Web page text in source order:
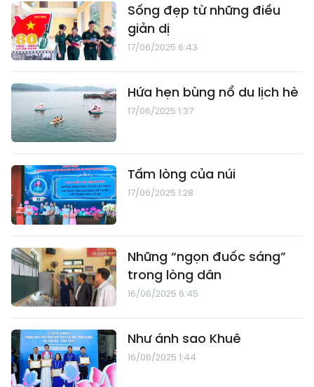
Sống đẹp từ những điều
giản dị
17/06/2025 6:43
Hứa hẹn bùng nổ du lịch hè
17/06/2025 1:37
Tấm lòng của núi
17/06/2025 1:28
Những “ngọn đuốc sáng”
trong lòng dân
16/06/2025 6:45
Như ánh sao Khuê
16/06/2025 1:44